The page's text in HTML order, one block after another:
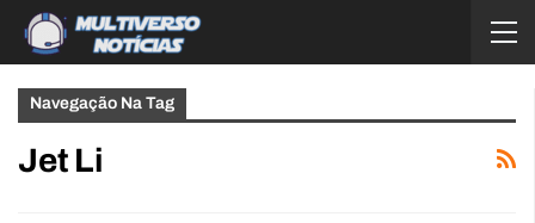
Navegação Na Tag
Jet Li